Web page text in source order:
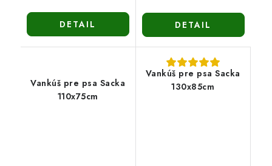
DETAIL DETAIL
Vankúš pre psa Sacka
110x75cm
Vankúš pre psa Sacka
130x85cm